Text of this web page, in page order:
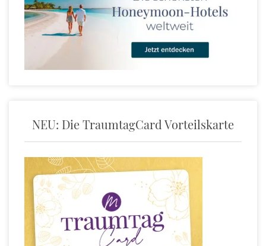
NEU: Die TraumtagCard Vorteilskarte